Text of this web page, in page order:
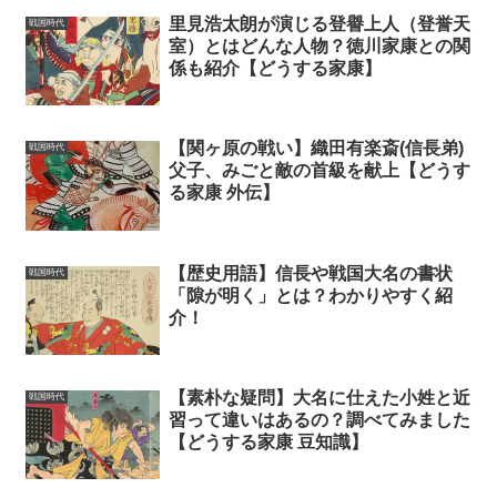
戦国時代
里見浩太朗が演じる登譽上人（登誉天
室）とはどんな人物？徳川家康との関
係も紹介【どうする家康】
戦国時代
【関ヶ原の戦い】織田有楽斎(信長弟)
父子、みごと敵の首級を献上【どうす
る家康 外伝】
戦国時代
【歴史用語】信長や戦国大名の書状
「隙が明く」とは？わかりやすく紹
介！
戦国時代
【素朴な疑問】大名に仕えた小姓と近
習って違いはあるの？調べてみました
【どうする家康 豆知識】